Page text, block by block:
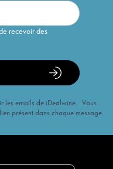
recevoir des
les emails de iDealwine. Vous
présent dans chaque message.